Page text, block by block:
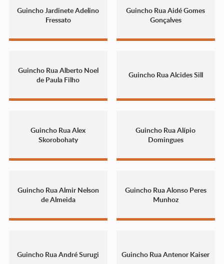
Guincho Jardinete Adelino
Fressato
Guincho Rua Aidé Gomes
Gonçalves
Guincho Rua Alberto Noel
de Paula Filho
Guincho Rua Alcides Sill
Guincho Rua Alex
Skorobohaty
Guincho Rua Alípio
Domingues
Guincho Rua Almir Nelson
de Almeida
Guincho Rua Alonso Peres
Munhoz
Guincho Rua André Surugi Guincho Rua Antenor Kaiser